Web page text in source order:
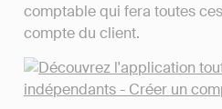
comptable qui fera toutes
compte du client.